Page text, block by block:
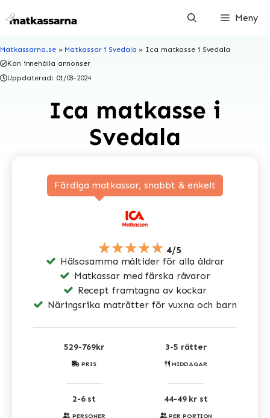
till
Meny
Matkassarna.se» Matkassar i Svedala » Ica matkasse i Svedala
Kan innehålla annonser
Uppdaterad: 01/03-2024
Ica matkasse i
Svedala
Färdiga matkassar, snabbt & enkelt
★★★★★ 4/5
Hälsosamma måltider för alla åldrar
Matkassar med färska råvaror
Recept framtagna av kockar
Näringsrika maträtter för vuxna och barn
PRIS
529-769kr
MIDDAGAR
3-5 rätter
PERSONER
2-6 st
PER PORTION
44-49 kr st